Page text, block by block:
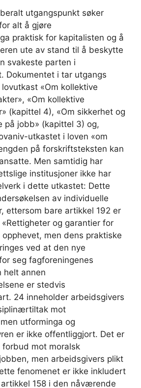
utgangspunkt søker
alt å gjøre
praktisk for kapitalisten og å
ute av stand til å beskytte
svakeste parten i
Dokumentet i tar utgangs
«Om kollektive
«Om kollektive
(kapittel 4), «Om sikkerhet og
på jobb» (kapittel 3) og,
utkastet i loven «om
på forskriftsteksten kan
Men samtidig har
institusjoner ikke har
i dette utkastet: Dette
av individuelle
ettersom bare artikkel 192 er
og garantier for
men dens praktiske
ved at den nye
seg fagforeningenes
helt annen
er stedvis
24 inneholder arbeidsgivers
mot
utforminga og
er ikke offentliggjort. Det er
mot moralsk
men arbeidsgivers plikt
fenomenet er ikke inkludert
158 i den nåværende